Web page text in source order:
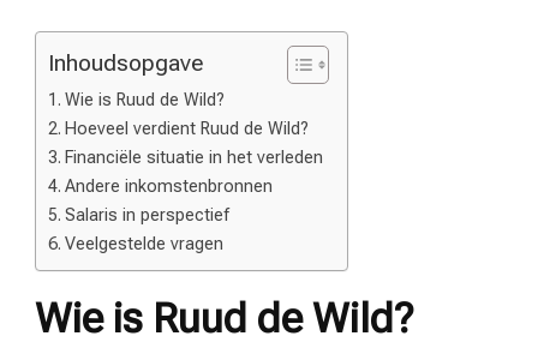
Inhoudsopgave
Wie is Ruud de Wild?
Hoeveel verdient Ruud de Wild?
Financiële situatie in het verleden
Andere inkomstenbronnen
Salaris in perspectief
Veelgestelde vragen
Wie is Ruud de Wild?